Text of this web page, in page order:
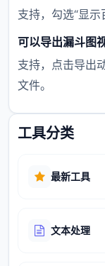
支持，勾选“显示
可以导出漏斗图
支持，点击导出
文件。
工具分类
最新工具
文本处理